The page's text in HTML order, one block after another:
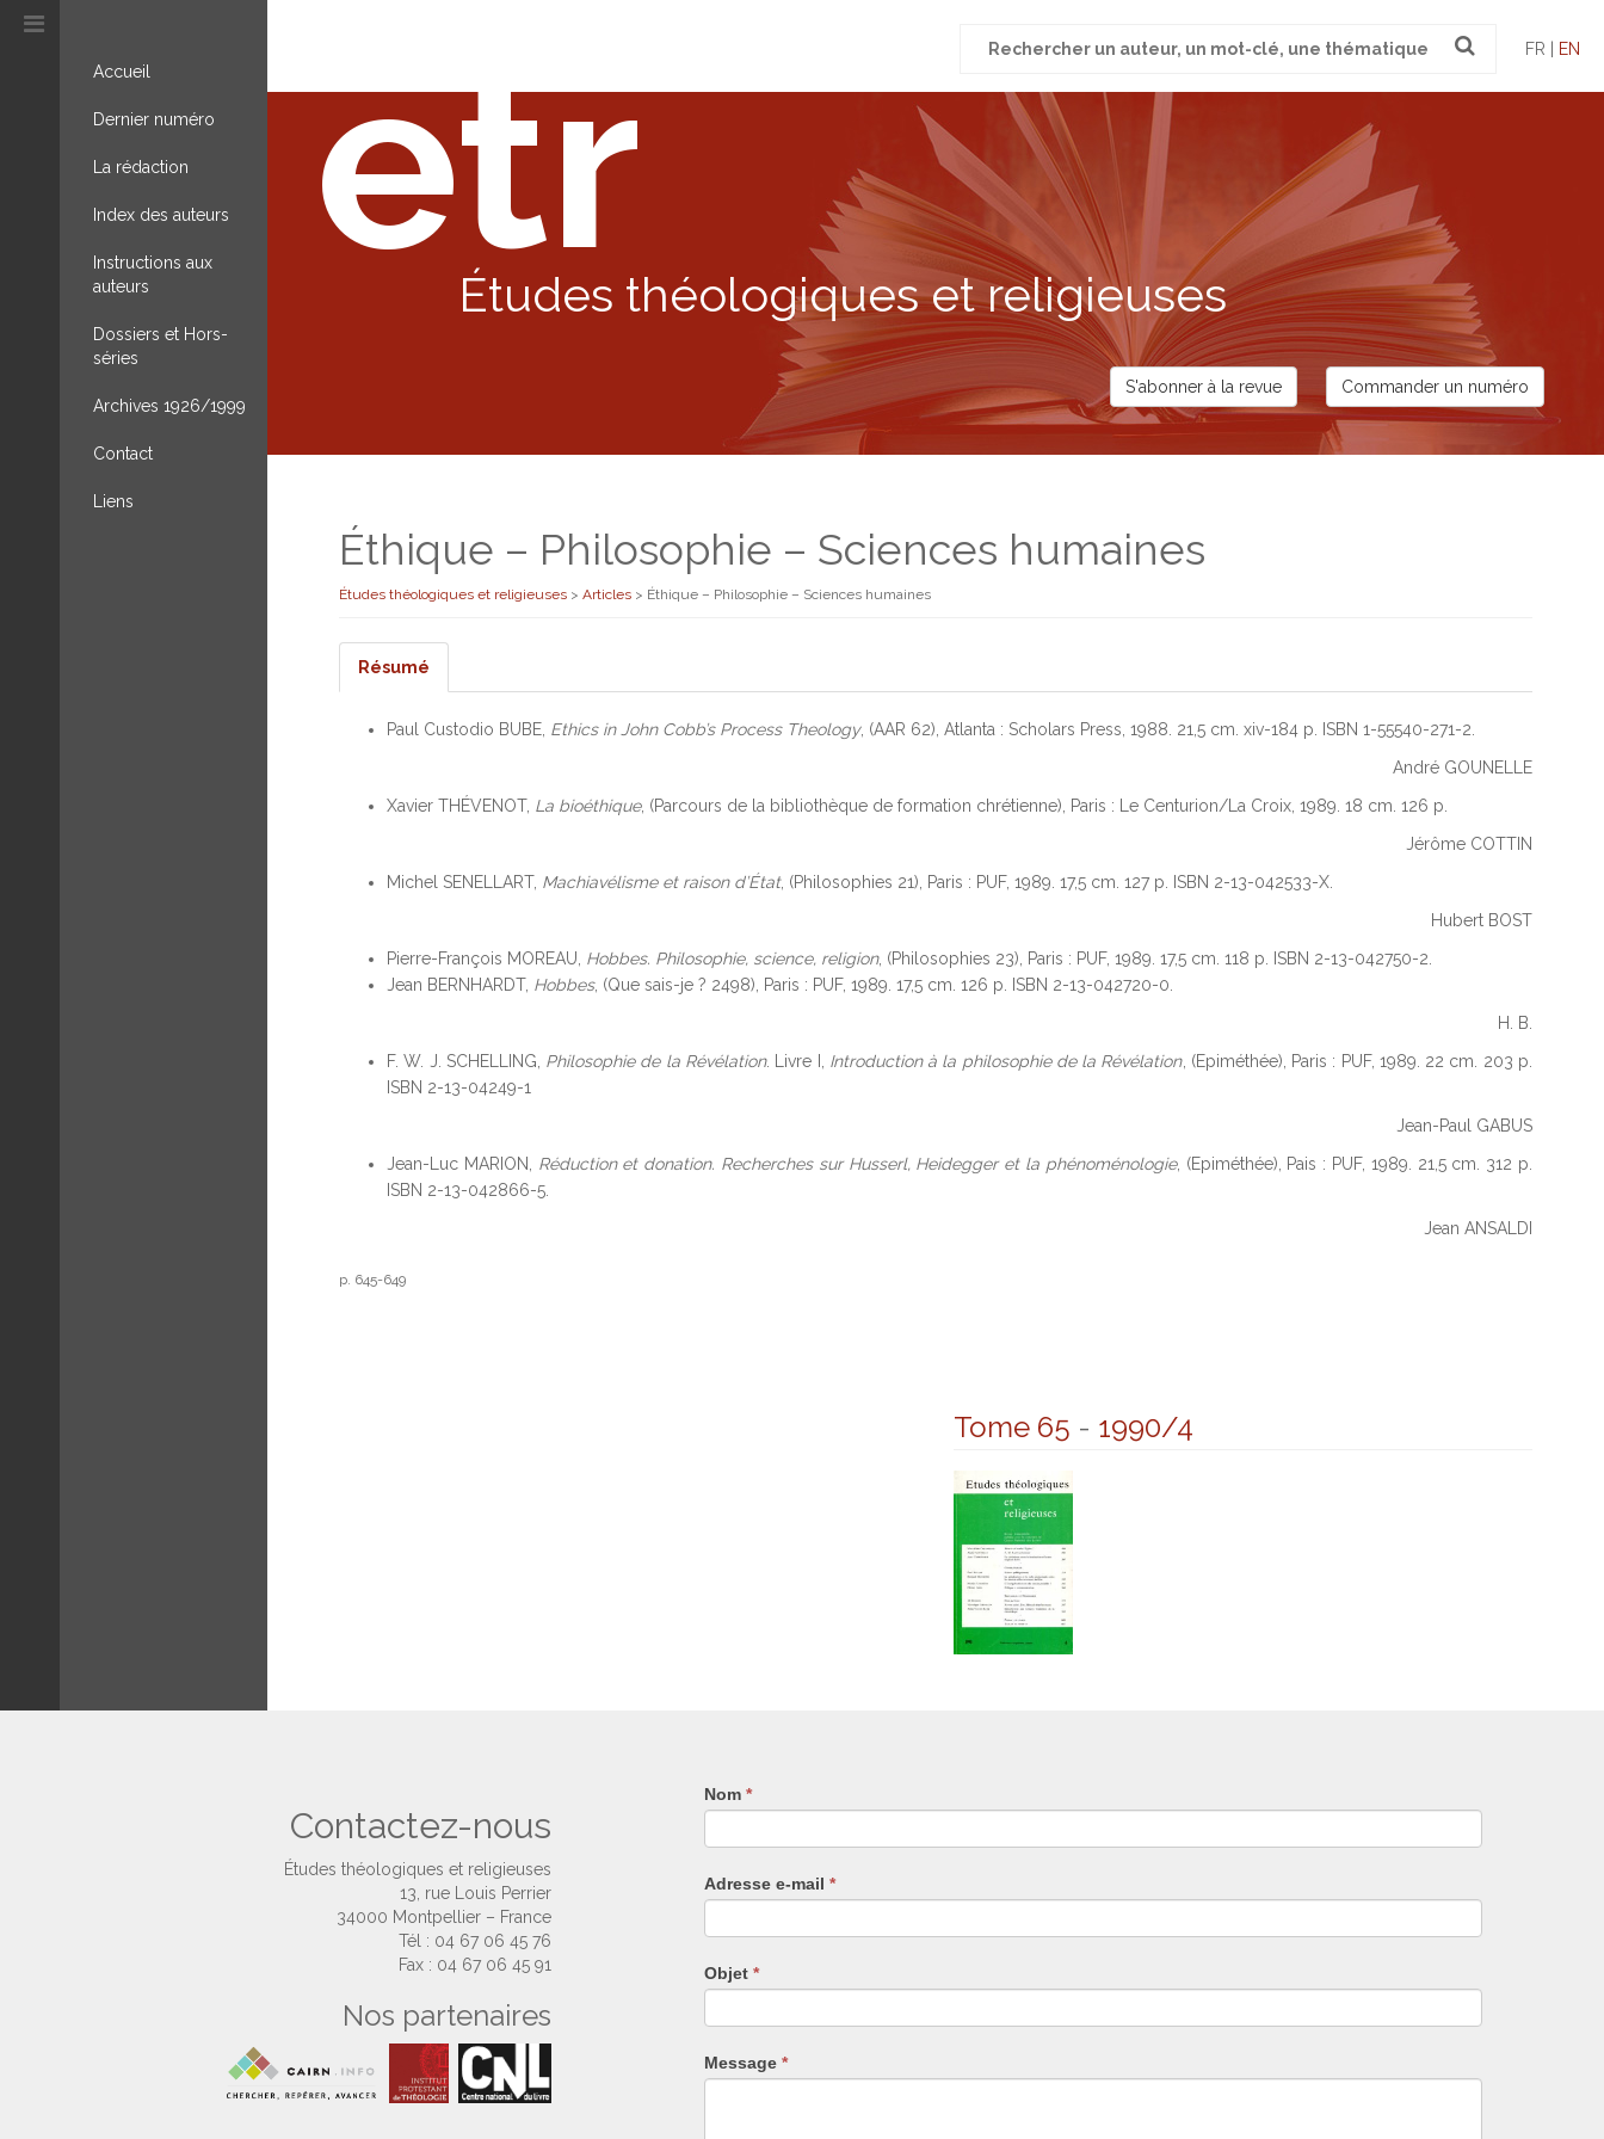
Accueil
Dernier numéro
La rédaction
Index des auteurs
Instructions aux
auteurs
Dossiers et Hors-
séries
Archives 1926/1999
Contact
Liens
pour
FR | EN
etr
Études théologiques et religieuses
S'abonner à la revue Commander un numéro
Éthique – Philosophie – Sciences humaines
Études théologiques et religieuses > Articles > Éthique – Philosophie – Sciences humaines
Résumé
Paul Custodio BUBE, Ethics in John Cobb’s Process Theology, (AAR 62), Atlanta : Scholars Press, 1988. 21,5 cm. xiv-184 p. ISBN 1-55540-271-2.
André GOUNELLE
Xavier THÉVENOT, La bioéthique, (Parcours de la bibliothèque de formation chrétienne), Paris : Le Centurion/La Croix, 1989. 18 cm. 126 p.
Jérôme COTTIN
Michel SENELLART, Machiavélisme et raison d’État, (Philosophies 21), Paris : PUF, 1989. 17,5 cm. 127 p. ISBN 2-13-042533-X.
Hubert BOST
Pierre-François MOREAU, Hobbes. Philosophie, science, religion, (Philosophies 23), Paris : PUF, 1989. 17,5 cm. 118 p. ISBN 2-13-042750-2.
Jean BERNHARDT, Hobbes, (Que sais-je ? 2498), Paris : PUF, 1989. 17,5 cm. 126 p. ISBN 2-13-042720-0.
H. B.
F. W. J. SCHELLING, Philosophie de la Révélation. Livre I, Introduction à la philosophie de la Révélation, (Epiméthée), Paris : PUF, 1989. 22 cm. 203 p.
ISBN 2-13-04249-1
Jean-Paul GABUS
Jean-Luc MARION, Réduction et donation. Recherches sur Husserl, Heidegger et la phénoménologie, (Epiméthée), Pais : PUF, 1989. 21,5 cm. 312 p.
ISBN 2-13-042866-5.
Jean ANSALDI
p. 645-649
Tome 65 - 1990/4
Contactez-nous
Études théologiques et religieuses
13, rue Louis Perrier
34000 Montpellier – France
Tél : 04 67 06 45 76
Fax : 04 67 06 45 91
Nos partenaires
Nom *
Adresse e-mail *
Objet *
Message *
Si
vous
êtes
humain,
remplissez
ce